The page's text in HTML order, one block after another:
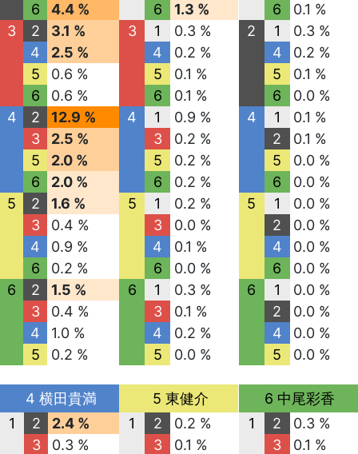
6
4.4 %
3
2
3.1 %
4
2.5 %
5
0.6 %
6
0.6 %
4
2
12.9 %
3
2.5 %
5
2.0 %
6
2.0 %
5
2
1.6 %
3
0.4 %
4
0.9 %
6
0.2 %
6
2
1.5 %
3
0.4 %
4
1.0 %
5
0.2 %
6
1.3 %
3
1
0.3 %
4
0.2 %
5
0.1 %
6
0.1 %
4
1
0.9 %
3
0.2 %
5
0.2 %
6
0.2 %
5
1
0.2 %
3
0.0 %
4
0.1 %
6
0.0 %
6
1
0.3 %
3
0.1 %
4
0.2 %
5
0.0 %
6
0.1 %
2
1
0.3 %
4
0.2 %
5
0.1 %
6
0.0 %
4
1
0.1 %
2
0.1 %
5
0.0 %
6
0.0 %
5
1
0.0 %
2
0.0 %
4
0.0 %
6
0.0 %
6
1
0.0 %
2
0.0 %
4
0.0 %
5
0.0 %
4 横田貴満
1
2
2.4 %
3
0.3 %
5 東健介
1
2
0.2 %
3
0.1 %
6 中尾彩香
1
2
0.3 %
3
0.1 %